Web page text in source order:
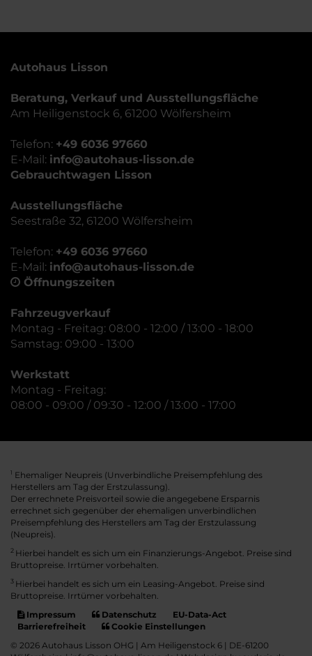
Autohaus Lisson
Beratung, Verkauf und Ausstellungsfläche
Am Heiligenstock 6, 61200 Wölfersheim
Telefon: +49 6036 97660
E-Mail: info@autohaus-lisson.de
Gebrauchtwagen Lisson
Ausstellungsfläche
Seestraße 32, 61200 Wölfersheim
Telefon: +49 6036 97660
E-Mail: info@autohaus-lisson.de
Öffnungszeiten
Fahrzeugverkauf
Montag - Freitag: 08:00 - 12:00 / 13:00 - 18:00
Samstag: 09:00 - 13:00
Werkstatt
Montag - Freitag:
08:00 - 09:00 / 09:30 - 12:00 / 13:00 - 17:00
1
Ehemaliger Neupreis (Unverbindliche Preisempfehlung des
Herstellers am Tag der Erstzulassung).
Der errechnete Preisvorteil sowie die angegebene Ersparnis
errechnet sich gegenüber der ehemaligen unverbindlichen
Preisempfehlung des Herstellers am Tag der Erstzulassung
(Neupreis).
2 Hierbei handelt es sich um ein Finanzierungs-Angebot. Preise sind
Bruttopreise. Irrtümer vorbehalten.
3 Hierbei handelt es sich um ein Leasing-Angebot. Preise sind
Bruttopreise. Irrtümer vorbehalten.
Impressum
Datenschutz
EU-Data-Act
Barrierefreiheit
Cookie Einstellungen
© 2026 Autohaus Lisson OHG | Am Heiligenstock 6 | DE-61200